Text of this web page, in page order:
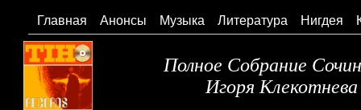
Главная Анонсы Музыка Литература Нигдея
Полное Собрание
Игоря Клекотнева